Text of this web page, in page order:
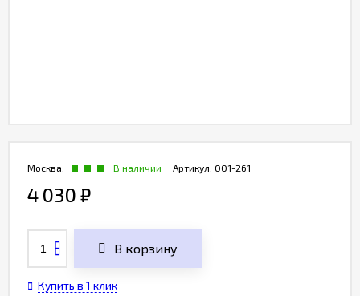
Артикул: 001-261
Москва: В наличии
4 030 ₽
В корзину
Купить в 1 клик